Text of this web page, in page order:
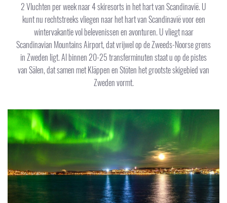
2 Vluchten per week naar 4 skiresorts in het hart van Scandinavië. U
kunt nu rechtstreeks vliegen naar het hart van Scandinavië voor een
wintervakantie vol belevenissen en avonturen. U vliegt naar
Scandinavian Mountains Airport, dat vrijwel op de Zweeds-Noorse grens
in Zweden ligt. Al binnen 20-25 transferminuten staat u op de pistes
van Sälen, dat samen met Kläppen en Stöten het grootste skigebied van
Zweden vormt.